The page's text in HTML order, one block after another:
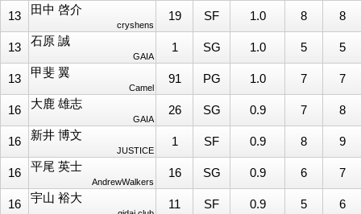
13 田中 啓介
cryshens
19 SF 1.0 8 8
13 石原 誠
GAIA
1 SG 1.0 5 5
13 甲斐 翼
Camel
91 PG 1.0 7 7
16 大鹿 雄志
GAIA
26 SG 0.9 7 8
16 新井 博文
JUSTICE
1 SF 0.9 8 9
16 平尾 英士
AndrewWalkers
16 SG 0.9 6 7
16 宇山 裕大 11 SF 0.9 5 6